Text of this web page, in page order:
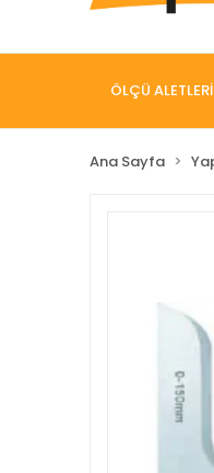
ÖLÇÜ ALETLERİ
Ana Sayfa